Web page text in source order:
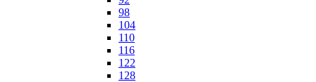
98
104
110
116
122
128